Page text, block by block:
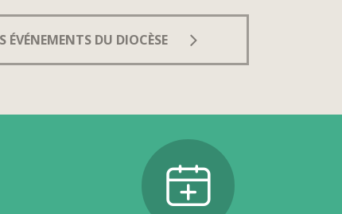
ÉVÉNEMENTS DU DIOCÈSE